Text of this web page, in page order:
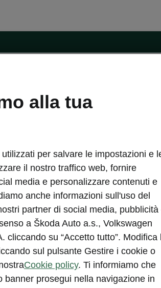
Informazioni per soccorritori
Dichiarazione di cambio proprietà
Richiedi Assistenza Service
Mondo Škoda
Milano Design Week
Fabia Green Flow
Škoda Official Partner X Factor 202
Elroq Respectline
alla tua
per salvare le impostazioni e
il nostro traffico web, fornire
media e personalizzare contenuti e
anche informazioni sull'uso del
partner di social media, pubblicità
a Škoda Auto a.s., Volkswagen
cliccando su “Accetto tutto”. Modifica
sul pulsante Gestire i cookie o
Cookie policy. Ti informiamo che
banner prosegui nella navigazione in